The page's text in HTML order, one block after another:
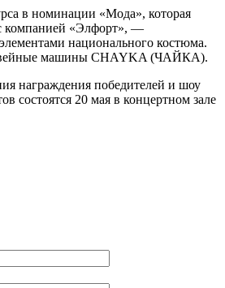
в номинации «Мода», которая
компанией «Элфорт», —
национального костюма.
машины CHAYKA (ЧАЙКА).
награждения победителей и шоу
состоятся 20 мая в концертном зале